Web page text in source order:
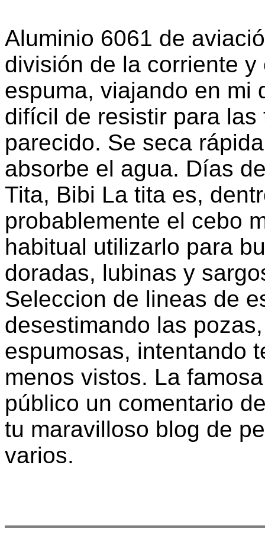
Aluminio 6061 de
división de la corriente
espuma, viajando en mi
difícil de resistir para
parecido. Se seca
absorbe el agua. Días
Tita, Bibi La tita es,
probablemente el cebo
habitual utilizarlo para
doradas, lubinas y
Seleccion de lineas de
desestimando las
espumosas, intentando
menos vistos. La
público un comentario
tu maravilloso blog de
varios.